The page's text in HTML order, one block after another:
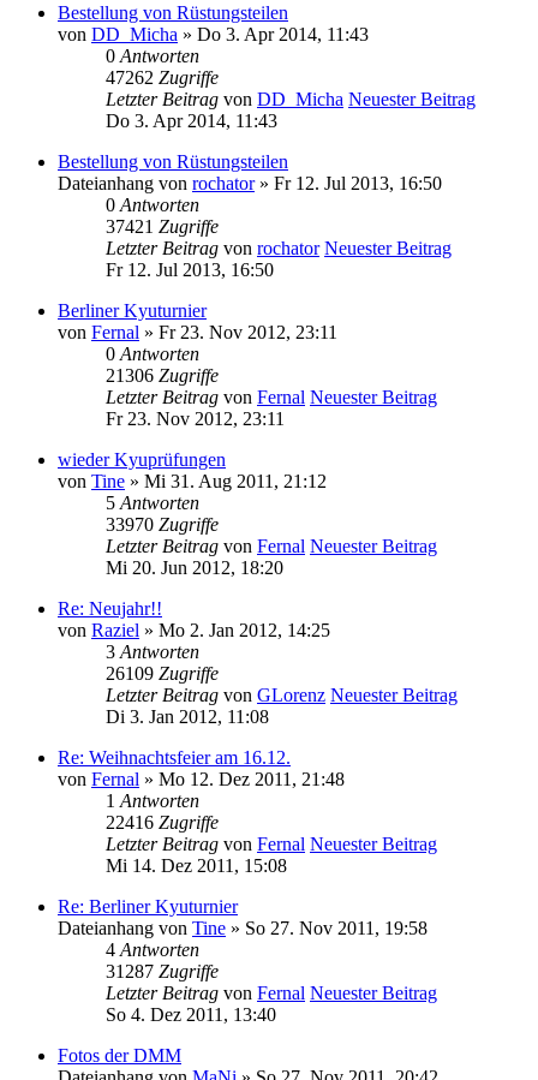
Bestellung von Rüstungsteilen
von DD_Micha » Do 3. Apr 2014, 11:43
0 Antworten
47262 Zugriffe
Letzter Beitrag von DD_Micha Neuester Beitrag
Do 3. Apr 2014, 11:43
Bestellung von Rüstungsteilen
Dateianhang von rochator» Fr 12. Jul 2013, 16:50
0 Antworten
37421 Zugriffe
Letzter Beitrag von rochator Neuester Beitrag
Fr 12. Jul 2013, 16:50
Berliner Kyuturnier
von Fernal » Fr 23. Nov 2012, 23:11
0 Antworten
21306 Zugriffe
Letzter Beitrag von Fernal Neuester Beitrag
Fr 23. Nov 2012, 23:11
wieder Kyuprüfungen
von Tine » Mi 31. Aug 2011, 21:12
5 Antworten
33970 Zugriffe
Letzter Beitrag von Fernal Neuester Beitrag
Mi 20. Jun 2012, 18:20
Re: Neujahr!!
von Raziel » Mo 2. Jan 2012, 14:25
3 Antworten
26109 Zugriffe
Letzter Beitrag von GLorenz Neuester Beitrag
Di 3. Jan 2012, 11:08
Re: Weihnachtsfeier am 16.12.
von Fernal » Mo 12. Dez 2011, 21:48
1 Antworten
22416 Zugriffe
Letzter Beitrag von Fernal Neuester Beitrag
Mi 14. Dez 2011, 15:08
Re: Berliner Kyuturnier
Dateianhang von Tine » So 27. Nov 2011, 19:58
4 Antworten
31287 Zugriffe
Letzter Beitrag von Fernal Neuester Beitrag
So 4. Dez 2011, 13:40
Fotos der DMM